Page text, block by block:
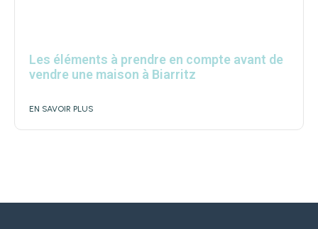
Les éléments à prendre en compte avant de
vendre une maison à Biarritz
EN SAVOIR PLUS